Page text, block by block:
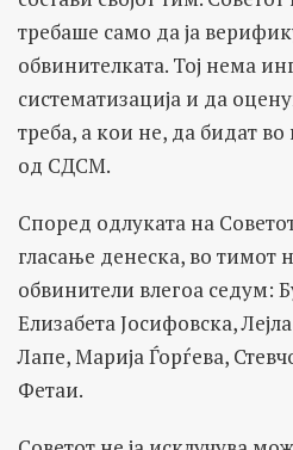
требаше само да ја
обвинителката. Тој нема
систематизација и да
треба, а кои не, да бидат во
од СДСМ.
Според одлуката на
гласање денеска, во тимот
обвинители влегоа седум:
Елизабета Јосифовска,
Лапе, Марија Ѓорѓева,
Фетаи.